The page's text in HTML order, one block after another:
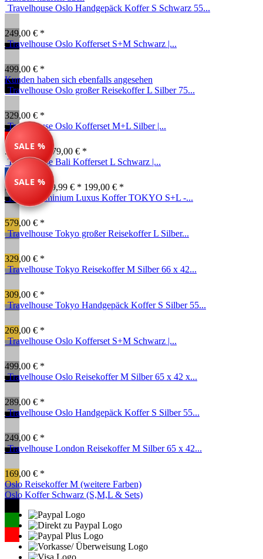
Travelhouse Oslo Handgepäck Koffer S Schwarz 55...
249,00 € *
Travelhouse Oslo Kofferset S+M Schwarz |...
499,00 € *
Kunden haben sich ebenfalls angesehen
Travelhouse Oslo großer Reisekoffer L Silber 75...
329,00 € *
SALE %
Travelhouse Oslo Kofferset M+L Silber |...
518,00 € * 579,00 € *
SALE %
Travelhouse Bali Kofferset L Schwarz |...
Farben ab: 79,99 € * 199,00 € *
100% Aluminium Luxus Koffer TOKYO S+L -...
579,00 € *
Travelhouse Tokyo großer Reisekoffer L Silber...
329,00 € *
Travelhouse Tokyo Reisekoffer M Silber 66 x 42...
309,00 € *
Travelhouse Tokyo Handgepäck Koffer S Silber 55...
269,00 € *
Travelhouse Oslo Kofferset S+M Schwarz |...
499,00 € *
Travelhouse Oslo Reisekoffer M Silber 65 x 42 x...
289,00 € *
Travelhouse Oslo Handgepäck Koffer S Silber 55...
249,00 € *
Travelhouse London Reisekoffer M Silber 65 x 42...
169,00 € *
Oslo Reisekoffer M (weitere Farben)
Oslo Koffer Schwarz (S,M,L & Sets)